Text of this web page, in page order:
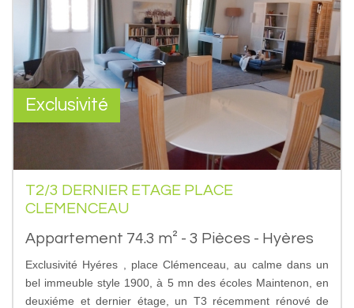
Exclusivité
T2/3 DERNIER ETAGE PLACE
CLEMENCEAU
Appartement 74.3 m² - 3 Pièces - Hyères
Exclusivité Hyéres , place Clémenceau, au calme dans un
bel immeuble style 1900, à 5 mn des écoles Maintenon, en
deuxiéme et dernier étage, un T3 récemment rénové de